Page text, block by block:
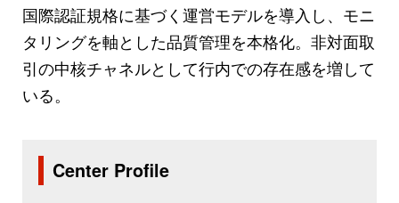
国際認証規格に基づく運営モデルを導入し、モニ
タリングを軸とした品質管理を本格化。非対面取
引の中核チャネルとして行内での存在感を増して
いる。
Center Profile